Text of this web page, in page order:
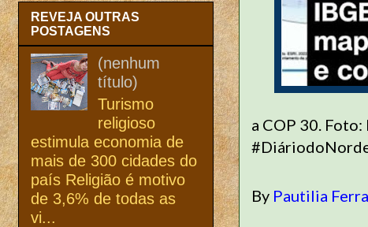
a COP 30.
By Pautilia
REVEJA OUTRAS
POSTAGENS
(nenhum
título)
Turismo
religioso
estimula economia de
mais de 300 cidades do
país Religião é motivo
de 3,6% de todas as
vi...